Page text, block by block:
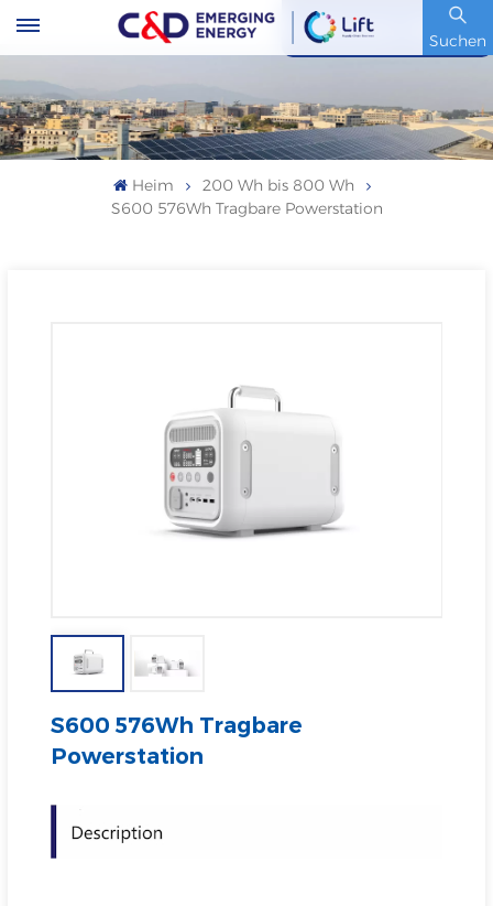
Suchen
Artikelnummer : 600153.SH
Heim
200 Wh bis 800 Wh
S600 576Wh Tragbare Powerstation
S600 576Wh Tragbare
Powerstation